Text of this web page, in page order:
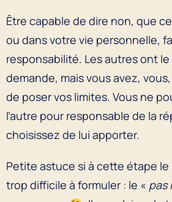
Être capable de dire non, que
ou dans votre vie personnelle,
responsabilité. Les autres ont
demande, mais vous avez,
de poser vos limites. Vous ne
l’autre pour responsable de la
choisissez de lui apporter.
Petite astuce si à cette étape
trop difficile à formuler : le « pas